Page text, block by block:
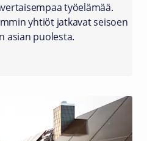
työelämää.
yhtiöt jatkavat seisoen
asian puolesta.